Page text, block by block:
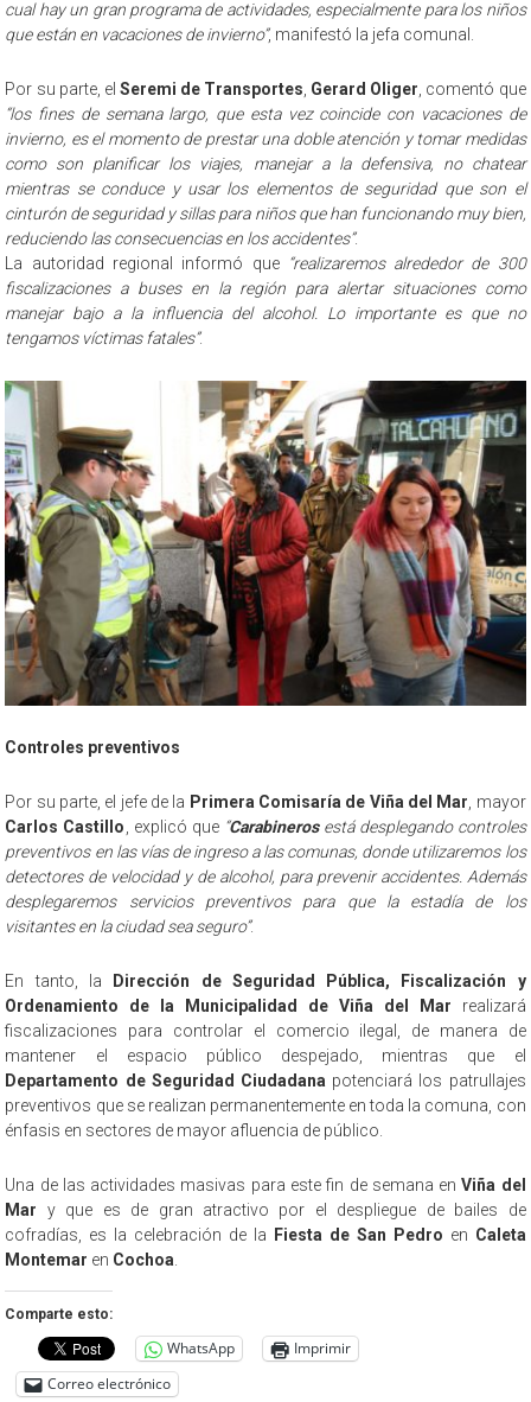
cual hay un gran programa de actividades, especialmente para los niños
que están en vacaciones de invierno”, manifestó la jefa comunal.
Por su parte, el Seremi de Transportes, Gerard Oliger, comentó que
“los fines de semana largo, que esta vez coincide con vacaciones de
invierno, es el momento de prestar una doble atención y tomar medidas
como son planificar los viajes, manejar a la defensiva, no chatear
mientras se conduce y usar los elementos de seguridad que son el
cinturón de seguridad y sillas para niños que han funcionando muy bien,
reduciendo las consecuencias en los accidentes”.
La autoridad regional informó que “realizaremos alrededor de 300
fiscalizaciones a buses en la región para alertar situaciones como
manejar bajo a la influencia del alcohol. Lo importante es que no
tengamos víctimas fatales”.
Controles preventivos
Por su parte, el jefe de la Primera Comisaría de Viña del Mar , mayor
Carlos Castillo , explicó que “Carabinerosestá desplegando controles
preventivos en las vías de ingreso a las comunas, donde utilizaremos los
detectores de velocidad y de alcohol, para prevenir accidentes. Además
desplegaremos servicios preventivos para que la estadía de los
visitantes en la ciudad sea seguro”.
En tanto, la
Dirección de Seguridad Pública, Fiscalización y
Ordenamiento de la Municipalidad de Viña del Mar realizará
fiscalizaciones para controlar el comercio ilegal, de manera de
mantener el espacio público despejado, mientras que el
Departamento de Seguridad Ciudadana potenciará los patrullajes
preventivos que se realizan permanentemente en toda la comuna, con
énfasis en sectores de mayor afluencia de público.
Una de las actividades masivas para este fin de semana enViña del
Mar y que es de gran atractivo por el despliegue de bailes de
cofradías, es la celebración de la
Fiesta de San Pedro en Caleta
Montemar en Cochoa
Comparte esto:
WhatsApp
Imprimir
Correo electrónico